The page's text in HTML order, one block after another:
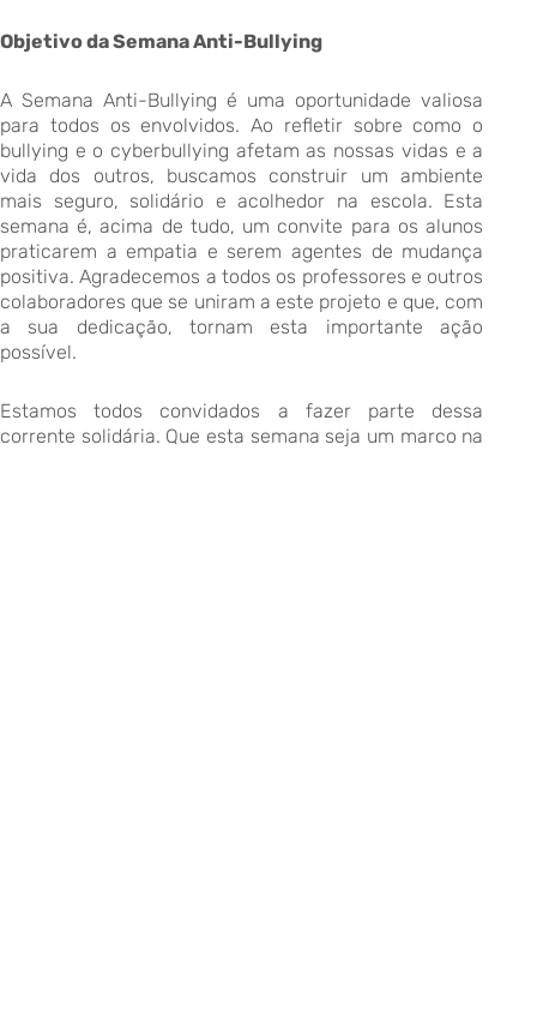
Objetivo da Semana Anti-Bullying
A Semana Anti-Bullying é uma oportunidade valiosa
para todos os envolvidos. Ao refletir sobre como o
bullying e o cyberbullying afetam as nossas vidas e a
vida dos outros, buscamos construir um ambiente
mais seguro, solidário e acolhedor na escola. Esta
semana é, acima de tudo, um convite para os alunos
praticarem a empatia e serem agentes de mudança
positiva. Agradecemos a todos os professores e outros
colaboradores que se uniram a este projeto e que, com
a sua dedicação, tornam esta importante ação
possível.
Estamos todos convidados a fazer parte dessa
corrente solidária. Que esta semana seja um marco na